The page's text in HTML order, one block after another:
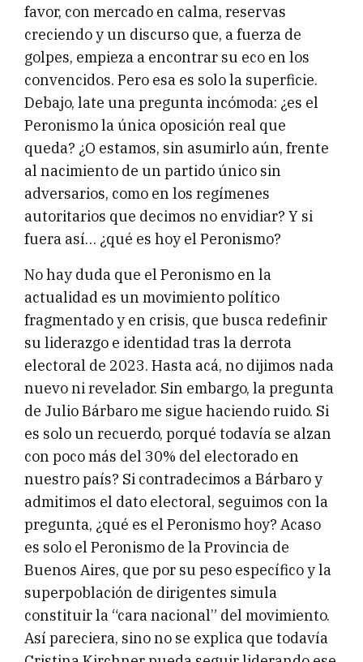
favor, con mercado en calma, reservas
creciendo y un discurso que, a fuerza de
golpes, empieza a encontrar su eco en los
convencidos. Pero esa es solo la superficie.
Debajo, late una pregunta incómoda: ¿es el
Peronismo la única oposición real que
queda? ¿O estamos, sin asumirlo aún, frente
al nacimiento de un partido único sin
adversarios, como en los regímenes
autoritarios que decimos no envidiar? Y si
fuera así… ¿qué es hoy el Peronismo?
No hay duda que el Peronismo en la
actualidad es un movimiento político
fragmentado y en crisis, que busca redefinir
su liderazgo e identidad tras la derrota
electoral de 2023. Hasta acá, no dijimos nada
nuevo ni revelador. Sin embargo, la pregunta
de Julio Bárbaro me sigue haciendo ruido. Si
es solo un recuerdo, porqué todavía se alzan
con poco más del 30% del electorado en
nuestro país? Si contradecimos a Bárbaro y
admitimos el dato electoral, seguimos con la
pregunta, ¿qué es el Peronismo hoy? Acaso
es solo el Peronismo de la Provincia de
Buenos Aires, que por su peso específico y la
superpoblación de dirigentes simula
constituir la “cara nacional” del movimiento.
Así pareciera, sino no se explica que todavía